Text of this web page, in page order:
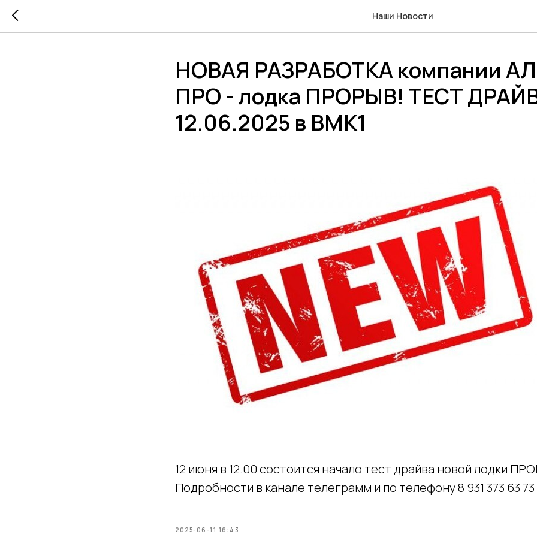
Наши Новости
НОВАЯ РАЗРАБОТКА компании
ПРО - лодка ПРОРЫВ! ТЕСТ
12.06.2025 в ВМК1
12 июня в 12.00 состоится начало тест драйва новой лодки
Подробности в канале телеграмм и по телефону 8 931 373 63 73
2025-06-11 16:43